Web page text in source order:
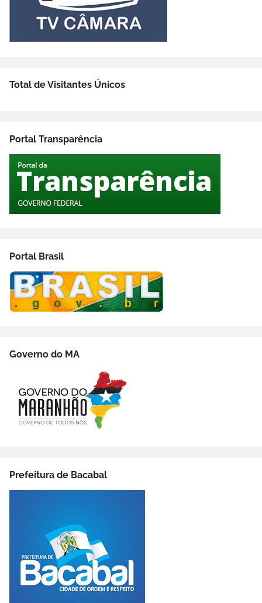
Total de Visitantes Únicos
Portal Transparência
Portal Brasil
Governo do MA
Prefeitura de Bacabal